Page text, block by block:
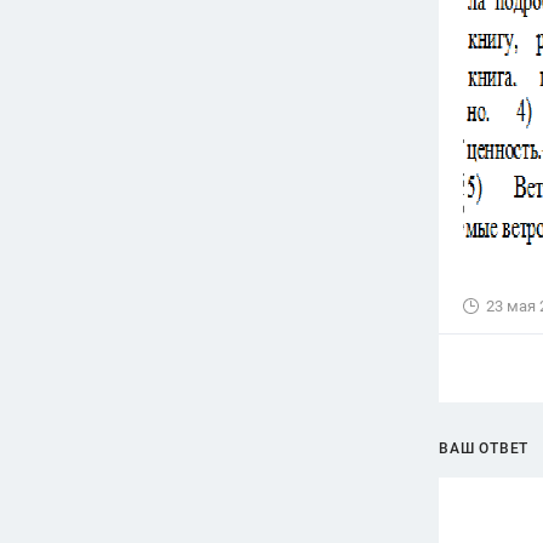
23 мая
ВАШ ОТВЕТ